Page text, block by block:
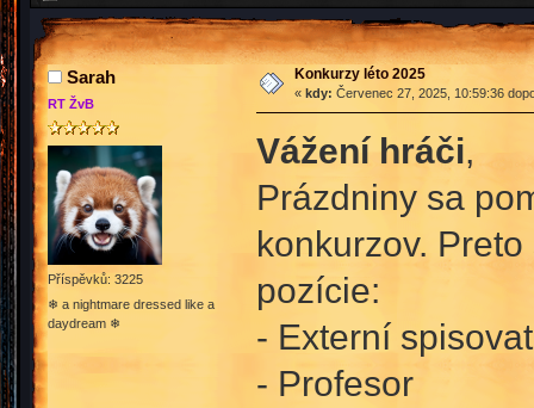
Sarah
RT ŽvB
Příspěvků: 3225
❄ a nightmare dressed like a
daydream ❄
Konkurzy léto 2025
« kdy: Červenec 27, 2025, 10:59:36
Vážení hráči,
Prázdniny sa
konkurzov.
pozície:
- Externí
- Profesor